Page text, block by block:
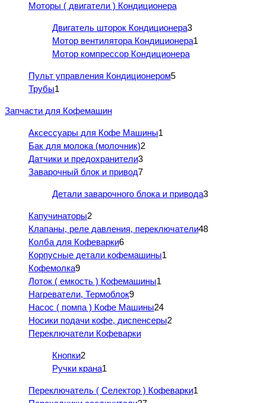
Моторы ( двигатели ) Кондиционера
Двигатель шторок Кондиционера3
Мотор вентилятора Кондиционера1
Мотор компрессор Кондиционера
Пульт управления Кондиционером5
Трубы1
Запчасти для Кофемашин
Аксессуары для Кофе Машины1
Бак для молока (молочник)2
Датчики и предохранители3
Заварочный блок и привод7
Детали заварочного блока и привода3
Капучинаторы2
Клапаны, реле давления, переключатели48
Колба для Кофеварки6
Корпусные детали кофемашины1
Кофемолка9
Лоток ( емкость ) Кофемашины1
Нагреватели, Термоблок9
Насос ( помпа ) Кофе Машины24
Носики подачи кофе, диспенсеры2
Переключатели Кофеварки
Кнопки2
Ручки крана1
Переключатель ( Селектор ) Кофеварки1